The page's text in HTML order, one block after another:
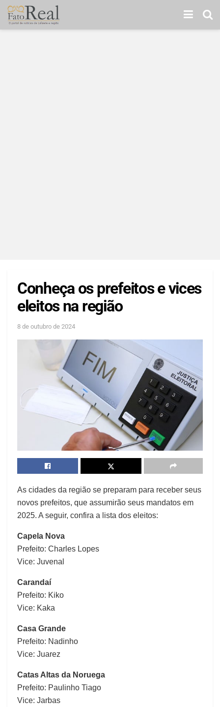
Conheça os prefeitos e vices
eleitos na região
8 de outubro de 2024
As cidades da região se preparam para receber seus
novos prefeitos, que assumirão seus mandatos em
2025. A seguir, confira a lista dos eleitos:
Capela Nova
Prefeito: Charles Lopes
Vice: Juvenal
Carandaí
Prefeito: Kiko
Vice: Kaka
Casa Grande
Prefeito: Nadinho
Vice: Juarez
Catas Altas da Noruega
Prefeito: Paulinho Tiago
Vice: Jarbas